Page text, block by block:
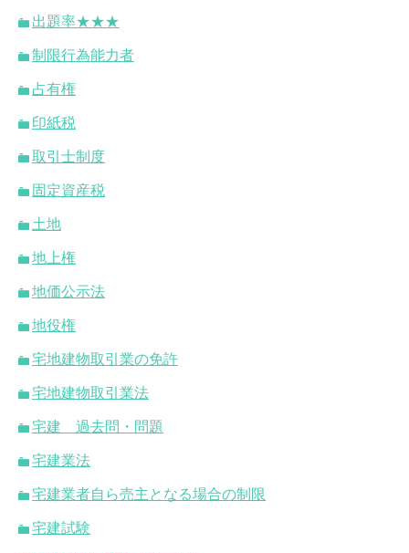
出題率★★★
制限行為能力者
占有権
印紙税
取引士制度
固定資産税
土地
地上権
地価公示法
地役権
宅地建物取引業の免許
宅地建物取引業法
宅建 過去問・問題
宅建業法
宅建業者自ら売主となる場合の制限
宅建試験